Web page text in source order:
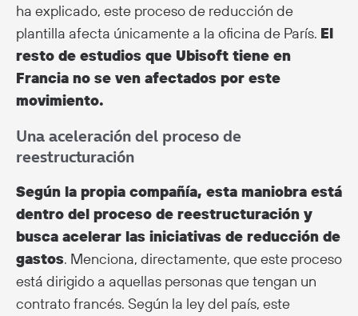
ha explicado, este proceso de reducción de
plantilla afecta únicamente a la oficina de París. El
resto de estudios que Ubisoft tiene en
Francia no se ven afectados por este
movimiento.
Una aceleración del proceso de
reestructuración
Según la propia compañía, esta maniobra está
dentro del proceso de reestructuración y
busca acelerar las iniciativas de reducción de
gastos. Menciona, directamente, que este proceso
está dirigido a aquellas personas que tengan un
contrato francés. Según la ley del país, este